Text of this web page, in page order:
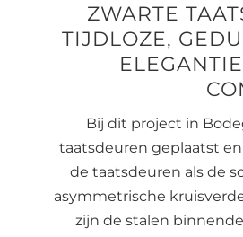
ZWARTE
TIJDLOZE,
Bij dit project in
taatsdeuren geplaatst
de taatsdeuren als de
asymmetrische
zijn de stalen